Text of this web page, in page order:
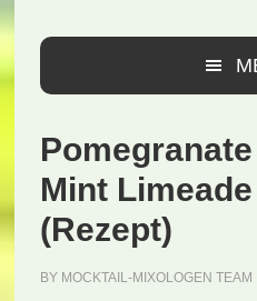
Mint
(Rezept)
BY MOCKTAIL-MIXOLOGEN TEAM